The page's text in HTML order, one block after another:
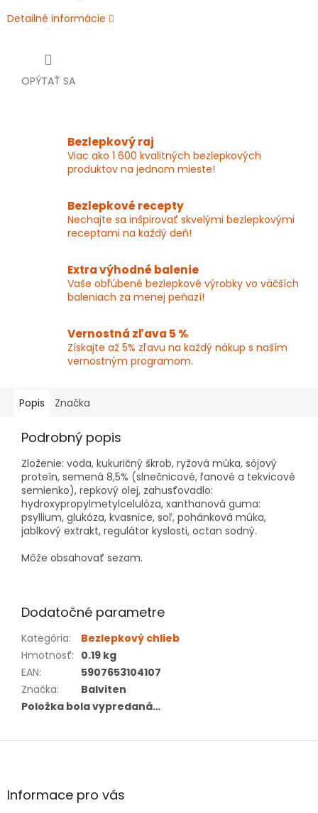
Detailné informácie
OPÝTAŤ SA
Bezlepkový raj
Viac ako 1 600 kvalitných bezlepkových
produktov na jednom mieste!
Bezlepkové recepty
Nechajte sa inšpirovať skvelými bezlepkovými
receptami na každý deň!
Extra výhodné balenie
Vaše obľúbené bezlepkové výrobky vo väčších
baleniach za menej peňazí!
Vernostná zľava 5 %
Získajte až 5% zľavu na každý nákup s naším
vernostným programom.
Popis Značka
Podrobný popis
Zloženie: voda, kukuričný škrob, ryžová múka, sójový
proteín, semená 8,5% (slnečnicové, ľanové a tekvicové
semienko), repkový olej, zahusťovadlo:
hydroxypropylmetylcelulóza, xanthanová guma:
psyllium, glukóza, kvasnice, soľ, pohánková múka,
jablkový extrakt, regulátor kyslosti, octan sodný.
Môže obsahovať sezam.
Dodatočné parametre
Kategória:
Bezlepkový chlieb
Hmotnosť: 0.19 kg
EAN:
5907653104107
Značka:
Balviten
Položka bola vypredaná…
Z
äInformace pro vás